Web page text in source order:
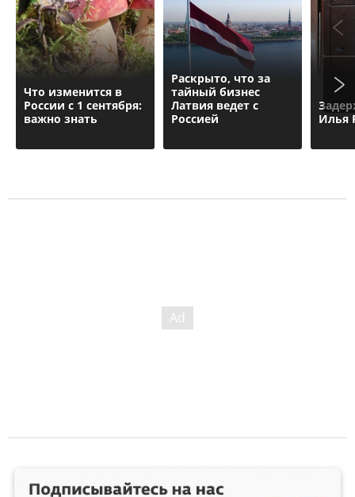
Что изменится в
России с 1 сентября:
важно знать
Раскрыто, что за
тайный бизнес
Латвия ведет с
Россией
Илья